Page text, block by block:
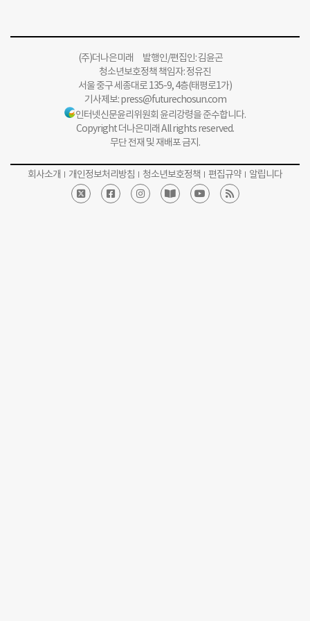
(주)더나은미래 발행인/편집인: 김윤곤
청소년보호정책 책임자: 정유진
서울 중구 세종대로 135-9, 4층(태평로1가)
기사제보:press@futurechosun.com
인터넷신문윤리위원회 윤리강령을 준수합니다.
Copyright 더나은미래 All rights reserved.
무단 전재 및 재배포 금지.
회사소개 개인정보처리방침 청소년보호정책 편집규약 알립니다